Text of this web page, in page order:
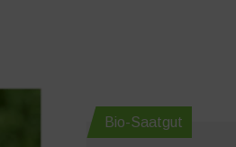
Bio-Saatgut